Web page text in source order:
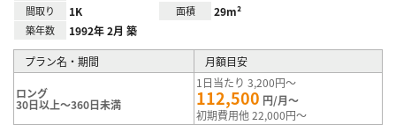
間取り 1K 面積 29m²
築年数 1992年 2月 築
プラン名・期間 月額目安
ロング
30日以上～360日未満
1日当たり 3,200円～
112,500 円/月～
初期費用他 22,000円～